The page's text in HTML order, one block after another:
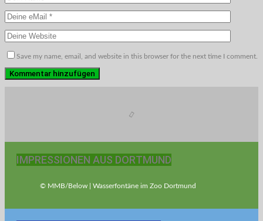
Save my name, email, and website in this browser for the next time I comment.
IMPRESSIONEN AUS DORTMUND
© MMB/Below | Wasserfontäne im Zoo Dortmund